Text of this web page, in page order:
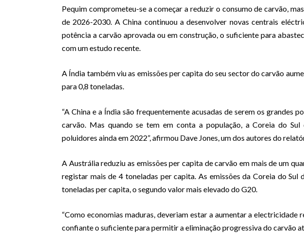
Pequim comprometeu-se a começar a reduzir o consumo de carvão,
de 2026-2030. A China continuou a desenvolver novas centrais
potência a carvão aprovada ou em construção, o suficiente para
com um estudo recente.
A Índia também viu as emissões per capita do seu sector do carvão
para 0,8 toneladas.
“A China e a Índia são frequentemente acusadas de serem os grandes
carvão. Mas quando se tem em conta a população, a Coreia do
poluidores ainda em 2022”, afirmou Dave Jones, um dos autores do
A Austrália reduziu as emissões per capita de carvão em mais de um
registar mais de 4 toneladas per capita. As emissões da Coreia do Sul
toneladas per capita, o segundo valor mais elevado do G20.
“Como economias maduras, deveriam estar a aumentar a electricidade
confiante o suficiente para permitir a eliminação progressiva do carvão